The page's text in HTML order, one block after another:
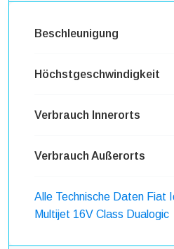
Beschleunigung
Höchstgeschwindigkeit
Verbrauch Innerorts
Verbrauch Außerorts
Alle Technische Daten Fiat
Multijet 16V Class Dualogic